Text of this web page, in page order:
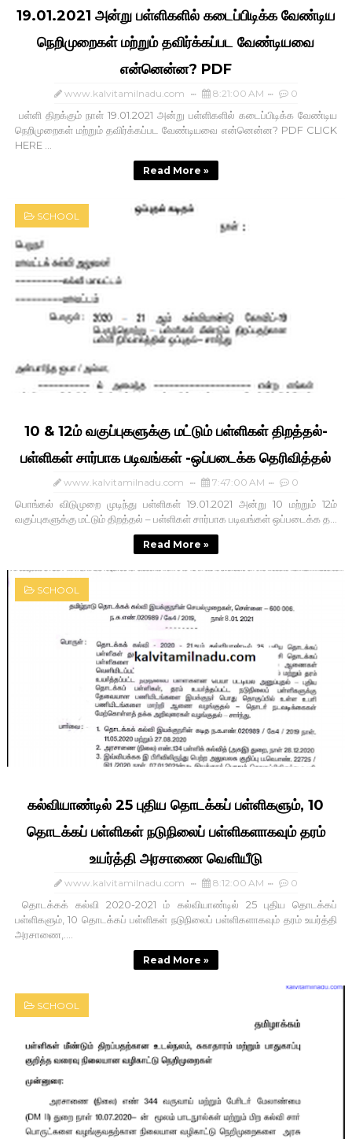
19.01.2021 அன்று பள்ளிகளில் கடைப்பிடிக்க வேண்டிய‌
நெறிமுறைகள் மற்றும் தவிர்க்கப்பட வேண்டியவை
என்னென்ன? PDF
www.kalvitamilnadu.com 8:21:00 AM 0
பள்ளி திறக்கும் நாள் 19.01.2021 அன்று பள்ளிகளில் கடைப்பிடிக்க வேண்டிய‌
நெறிமுறைகள் மற்றும் தவிர்க்கப்பட வேண்டியவை என்னென்ன? PDF CLICK
HERE ...
Read More »
SCHOOL
10 & 12ம் வகுப்புகளுக்கு மட்டும் பள்ளிகள் திறத்தல்-
பள்ளிகள் சார்பாக படிவங்கள் -ஒப்படைக்க தெரிவித்தல்
www.kalvitamilnadu.com 7:47:00 AM 0
பொங்கல் விடுமுறை முடிந்து பள்ளிகள் 19.01.2021 அன்று 10 மற்றும் 12ம்
வகுப்புகளுக்கு மட்டும் திறத்தல் – பள்ளிகள் சார்பாக படிவங்கள் ஒப்படைக்க த...
Read More »
SCHOOL
கல்வியாண்டில் 25 புதிய தொடக்கப் பள்ளிகளும், 10
தொடக்கப் பள்ளிகள் நடுநிலைப் பள்ளிகளாகவும் தரம்
உயர்த்தி அரசாணை வெளியீடு
www.kalvitamilnadu.com 8:12:00 AM 0
தொடக்கக் கல்வி 2020-2021 ம் கல்வியாண்டில் 25 புதிய தொடக்கப்
பள்ளிகளும், 10 தொடக்கப் பள்ளிகள் நடுநிலைப் பள்ளிகளாகவும் தரம் உயர்த்தி
அரசாணை,....
Read More »
SCHOOL